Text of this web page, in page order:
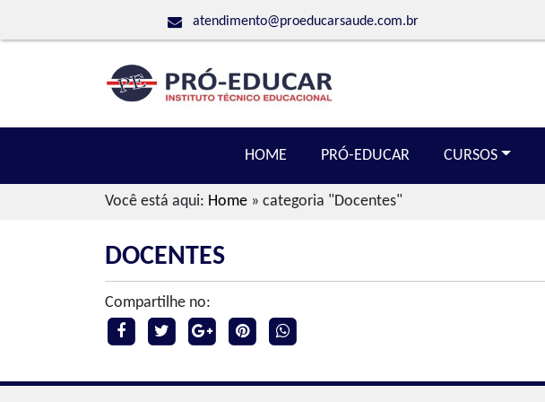
atendimento@proeducarsaude.com.br
HOME PRÓ-EDUCAR CURSOS
Você está aqui: Home » categoria "Docentes"
DOCENTES
Compartilhe no: